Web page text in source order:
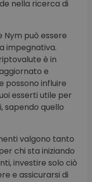
nella ricerca di
può essere
impegnativa.
è in
e
possono influire
esserti utile per
sapendo quello
valgono tanto
chi sta iniziando
investire solo ciò
e assicurarsi di